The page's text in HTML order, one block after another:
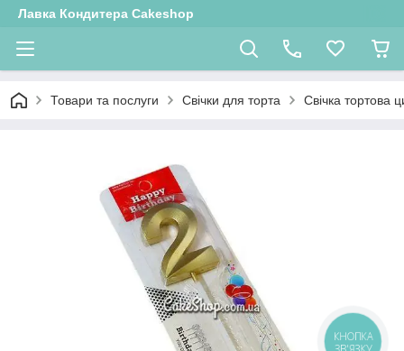
Лавка Кондитера Cakeshop
Товари та послуги Свічки для торта Свічка тортова
КНОПКА